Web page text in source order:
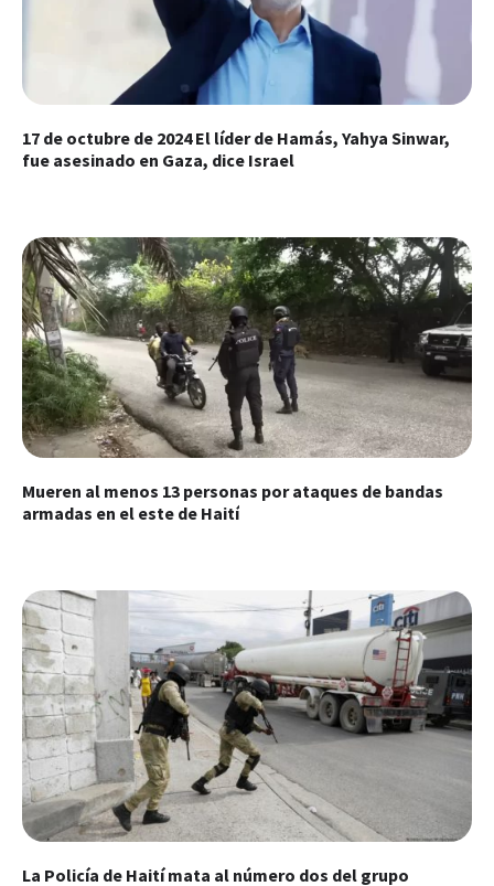
17 de octubre de 2024 El líder de Hamás, Yahya Sinwar,
fue asesinado en Gaza, dice Israel
Mueren al menos 13 personas por ataques de bandas
armadas en el este de Haití
La Policía de Haití mata al número dos del grupo